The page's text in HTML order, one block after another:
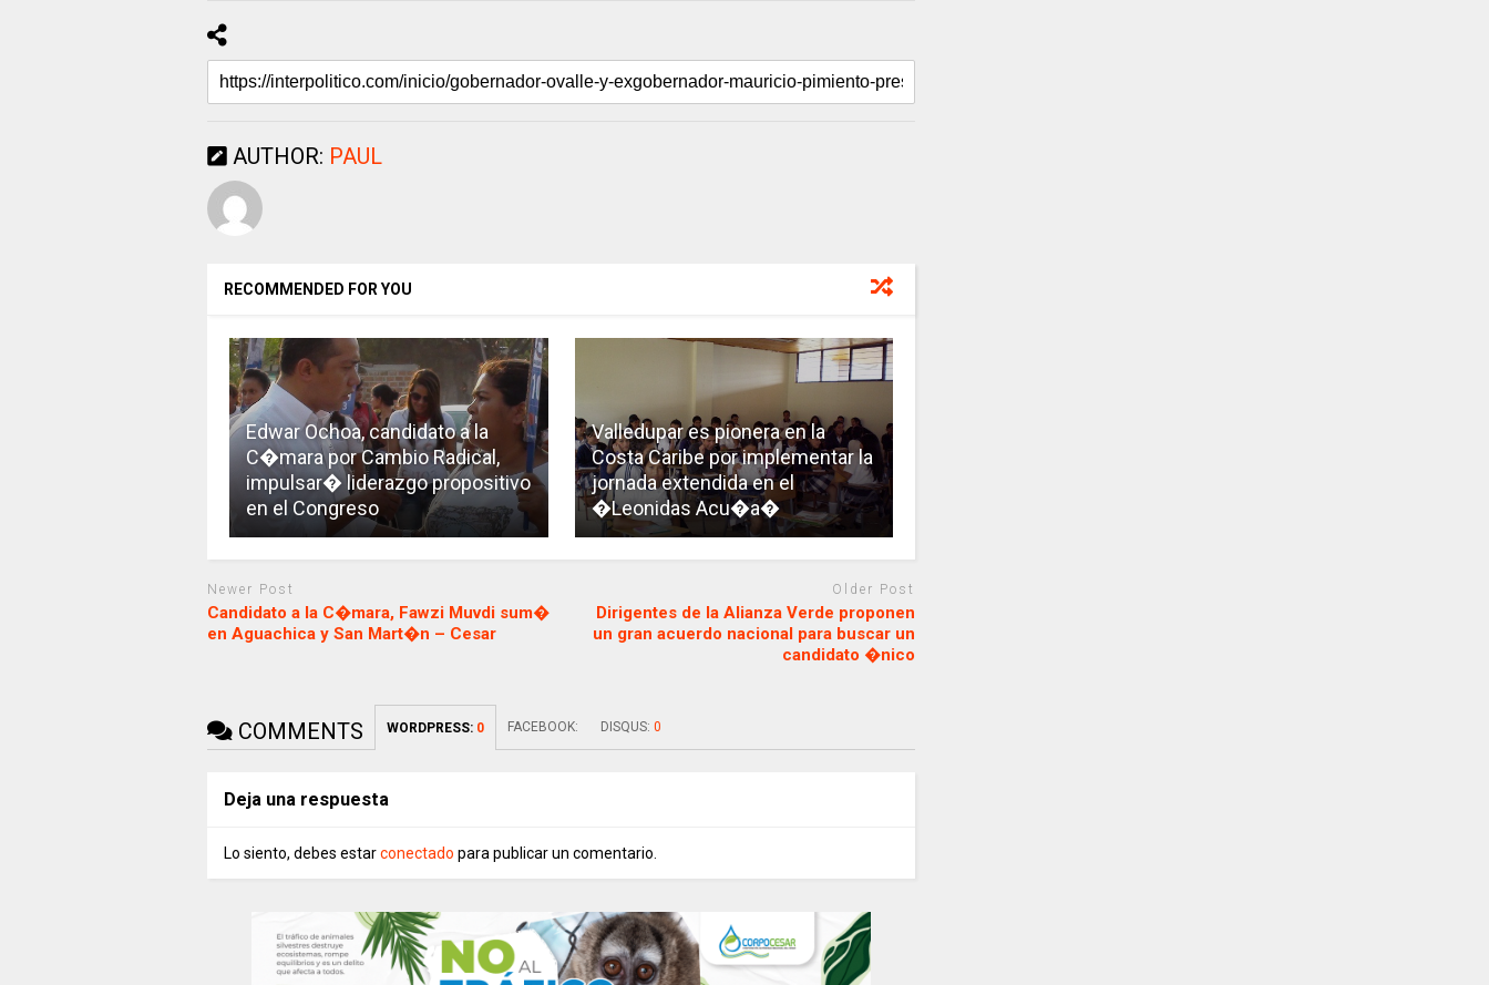
AUTHOR: PAUL
RECOMMENDED FOR YOU
Edwar Ochoa, candidato a la
C�mara por Cambio Radical,
impulsar� liderazgo propositivo
en el Congreso
Valledupar es pionera en la
Costa Caribe por implementar la
jornada extendida en el
�Leonidas Acu�a�
Newer Post
Candidato a la C�mara, Fawzi Muvdi sum�
en Aguachica y San Mart�n – Cesar
Older Post
Dirigentes de la Alianza Verde proponen
un gran acuerdo nacional para buscar un
candidato �nico
COMMENTS WORDPRESS: 0 FACEBOOK: DISQUS: 0
Deja una respuesta
Lo siento, debes estarconectado para publicar un comentario.